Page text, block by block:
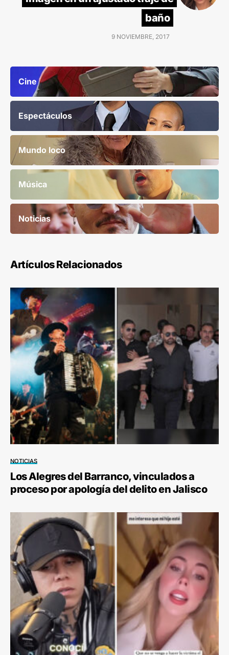
baño
9 NOVIEMBRE, 2017
Cine
Espectáculos
Mundo loco
Música
Noticias
Artículos Relacionados
NOTICIAS
Los Alegres del Barranco, vinculados a
proceso por apología del delito en Jalisco